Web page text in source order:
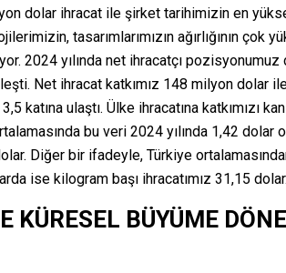
dolar ihracat ile şirket tarihimizin en
tasarımlarımızın ağırlığının çok
2024 yılında net ihracatçı
Net ihracat katkımız 148 milyon dolar ile
katına ulaştı. Ülke ihracatına katkımızı
bu veri 2024 yılında 1,42 dolar
Diğer bir ifadeyle, Türkiye
ise kilogram başı ihracatımız 31,15
KÜRESEL BÜYÜME